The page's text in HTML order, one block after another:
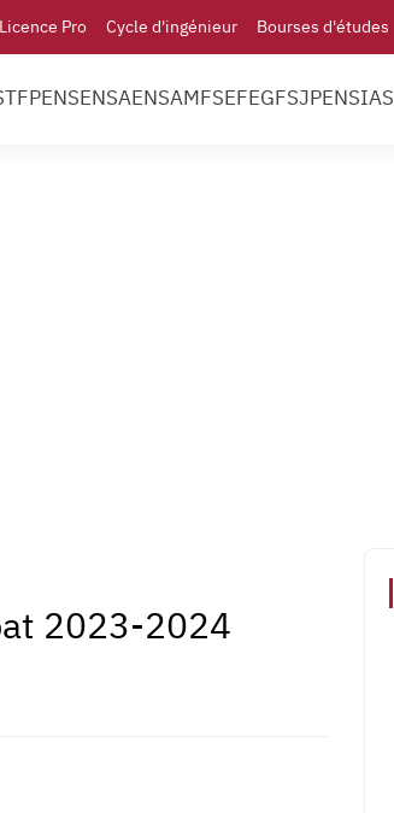
Licence Pro Cycle d'ingénieur Bourses d'études
FPENSENSAENSAMFSEFEGFSJPENSIAS
2023-2024